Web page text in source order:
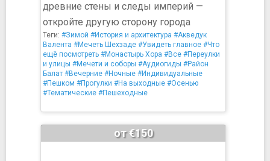
древние стены и следы империй —
откройте другую сторону города
Теги: #Зимой #История и архитектура #Акведук
Валента #Мечеть Шехзаде #Увидеть главное #Что
ещё посмотреть #Монастырь Хора #Все #Переулки
и улицы #Мечети и соборы #Аудиогиды #Район
Балат #Вечерние #Ночные #Индивидуальные
#Пешком #Прогулки #На выходные #Осенью
#Тематические #Пешеходные
от €150